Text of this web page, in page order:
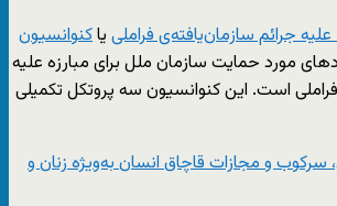
جرائم سازمان‌یافته‌ی فراملی یاکنوانسیون
مورد حمایت سازمان ملل برای مبارزه علیه
است. این کنوانسیون سه پروتکل تکمیلی
سرکوب و مجازات قاچاق انسان به‌ویژه زنان و